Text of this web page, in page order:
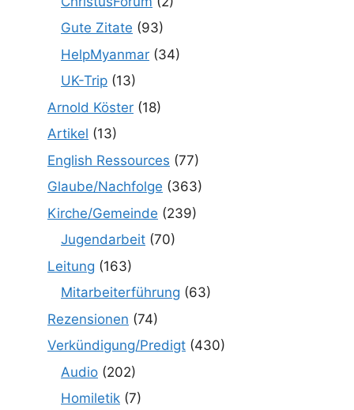
Gute Zitate (93)
HelpMyanmar (34)
UK-Trip (13)
Arnold Köster (18)
Artikel (13)
English Ressources (77)
Glaube/Nachfolge (363)
Kirche/Gemeinde (239)
Jugendarbeit (70)
Leitung (163)
Mitarbeiterführung (63)
Rezensionen (74)
Verkündigung/Predigt (430)
Audio (202)
Homiletik (7)